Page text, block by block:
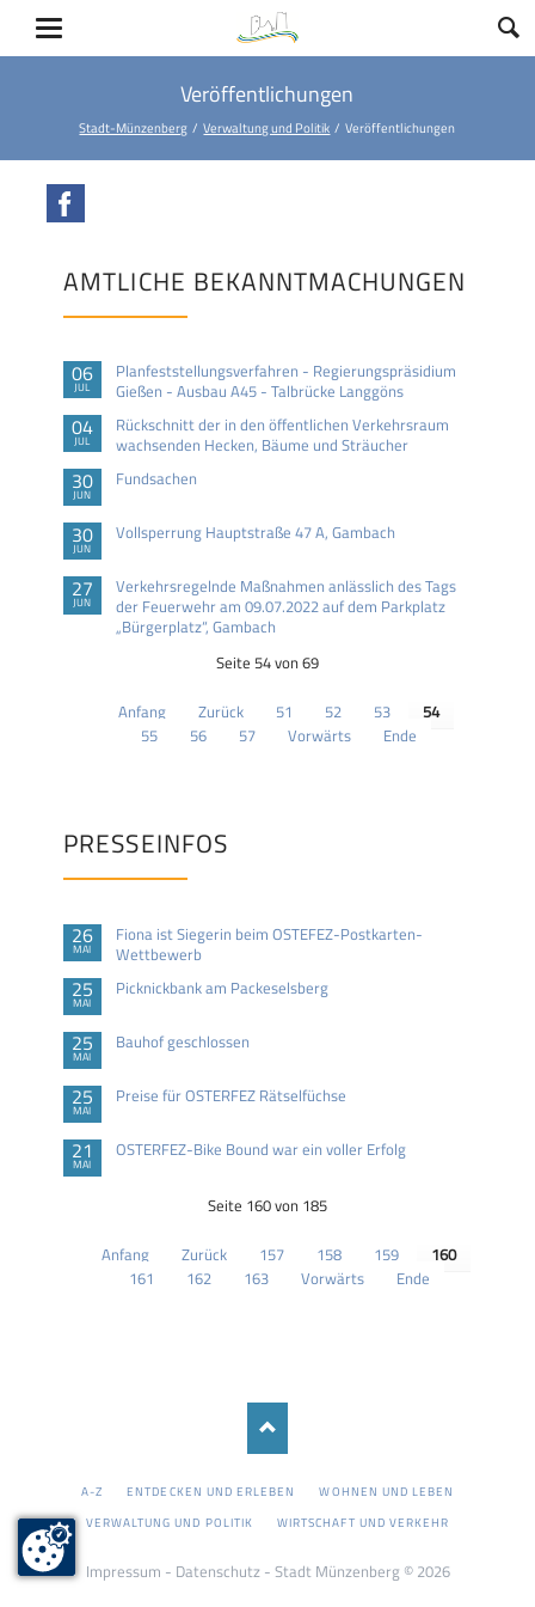
Veröffentlichungen
Stadt-Münzenberg Verwaltung und Politik Veröffentlichungen
AMTLICHE BEKANNTMACHUNGEN
06
JUL
Planfeststellungsverfahren - Regierungspräsidium
Gießen - Ausbau A45 - Talbrücke Langgöns
04
JUL
Rückschnitt der in den öffentlichen Verkehrsraum
wachsenden Hecken, Bäume und Sträucher
30
JUN
Fundsachen
30
JUN
Vollsperrung Hauptstraße 47 A, Gambach
27
JUN
Verkehrsregelnde Maßnahmen anlässlich des Tags
der Feuerwehr am 09.07.2022 auf dem Parkplatz
„Bürgerplatz“, Gambach
Seite 54 von 69
Anfang Zurück 51 52 53
54
55
56 57 Vorwärts Ende
PRESSEINFOS
26
MAI
Fiona ist Siegerin beim OSTEFEZ-Postkarten-
Wettbewerb
25
MAI
Picknickbank am Packeselsberg
25
MAI
Bauhof geschlossen
25
MAI
Preise für OSTERFEZ Rätselfüchse
21
MAI
OSTERFEZ-Bike Bound war ein voller Erfolg
Seite 160 von 185
Anfang Zurück 157 158 159
160
161
162 163 Vorwärts Ende
NAVIGATION
A-Z ENTDECKEN UND ERLEBEN
WOHNEN UND LEBEN
VERWALTUNG UND POLITIK
WIRTSCHAFT UND VERKEHR
Impressum - Datenschutz- Stadt Münzenberg © 2026